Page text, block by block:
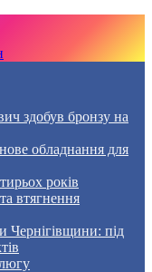
здобув бронзу на
обладнання для
років
втягнення
Чернігівщини: під